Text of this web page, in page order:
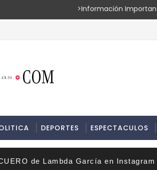
>Información Importante
DEPORTES ESPECTACULOS
de Lambda García en Instagram